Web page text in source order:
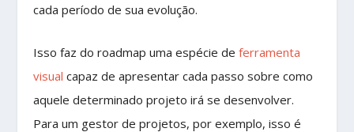
cada período de sua evolução.
Isso faz do roadmap uma espécie deferramenta
visual capaz de apresentar cada passo sobre como
aquele determinado projeto irá se desenvolver.
Para um gestor de projetos, por exemplo, isso é